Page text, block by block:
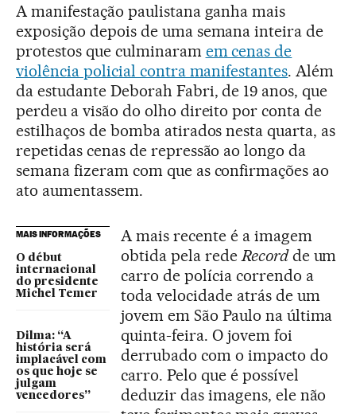
A manifestação paulistana ganha mais
exposição depois de uma semana inteira de
protestos que culminaram em cenas de
violência policial contra manifestantes. Além
da estudante Deborah Fabri, de 19 anos, que
perdeu a visão do olho direito por conta de
estilhaços de bomba atirados nesta quarta, as
repetidas cenas de repressão ao longo da
semana fizeram com que as confirmações ao
ato aumentassem.
MAIS INFORMAÇÕES
O début
internacional
do presidente
Michel Temer
Dilma: “A
história será
implacável com
os que hoje se
julgam
vencedores”
A mais recente é a imagem
obtida pela redeRecordde um
carro de polícia correndo a
toda velocidade atrás de um
jovem em São Paulo na última
quinta-feira. O jovem foi
derrubado com o impacto do
carro. Pelo que é possível
deduzir das imagens, ele não